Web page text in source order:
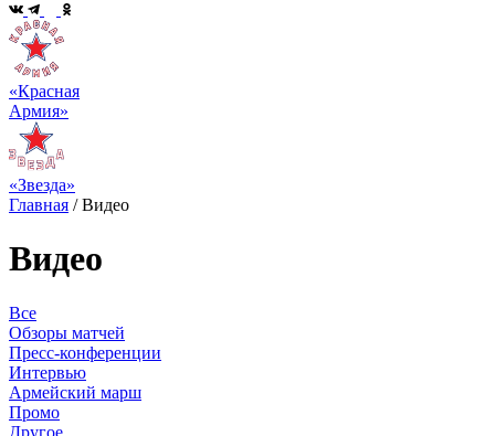
«Красная
Армия»
«Звезда»
Главная /Видео
Видео
Все
Обзоры матчей
Пресс-конференции
Интервью
Армейский марш
Промо
Другое